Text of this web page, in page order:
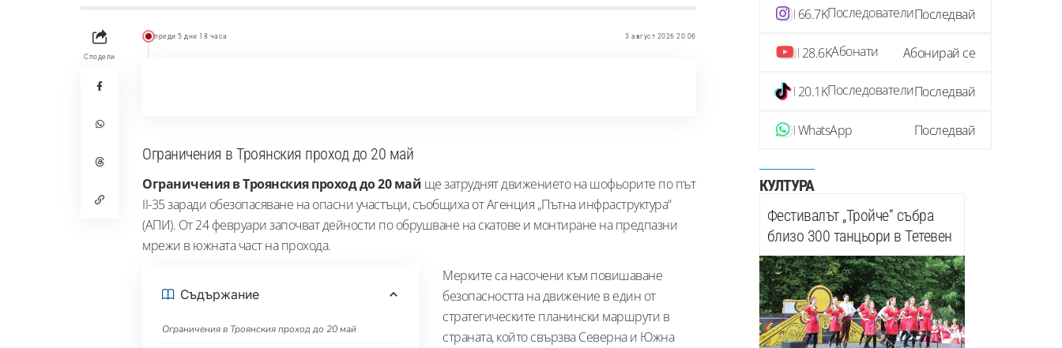
Сподели
преди 5 дни 18 часа 3 август 2026 20:06
Ограничения в Троянския проход до 20 май
Ограничения в Троянския проход до 20 май ще затруднят движението на шофьорите по път
II-35 заради обезопасяване на опасни участъци, съобщиха от Агенция „Пътна инфраструктура“
(АПИ). От 24 февруари започват дейности по обрушване на скатове и монтиране на предпазни
мрежи в южната част на прохода.
Съдържание
Ограничения в Троянския проход до 20 май
Мерките са насочени към повишаване
безопасността на движение в един от
стратегическите планински маршрути в
страната, който свързва Северна и Южна
66.7KПоследователиПоследвай
28.6KАбонати Абонирай се
20.1KПоследователиПоследвай
WhatsApp Последвай
КУЛТУРА
Фестивалът „Тройче“ събра
близо 300 танцьори в Тетевен